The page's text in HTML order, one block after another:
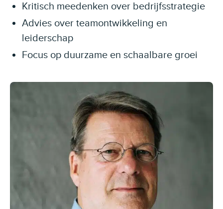
Kritisch meedenken over bedrijfsstrategie
Advies over teamontwikkeling en
leiderschap
Focus op duurzame en schaalbare groei